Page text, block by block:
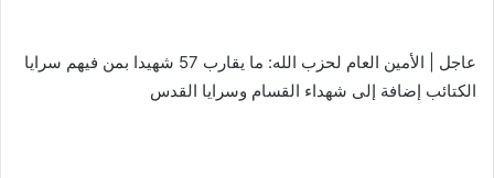
عاجل | الأمين العام لحزب الله: ما يقارب 57 شهيدا بمن فيهم سرايا
الكتائب إضافة إلى شهداء القسام وسرايا القدس